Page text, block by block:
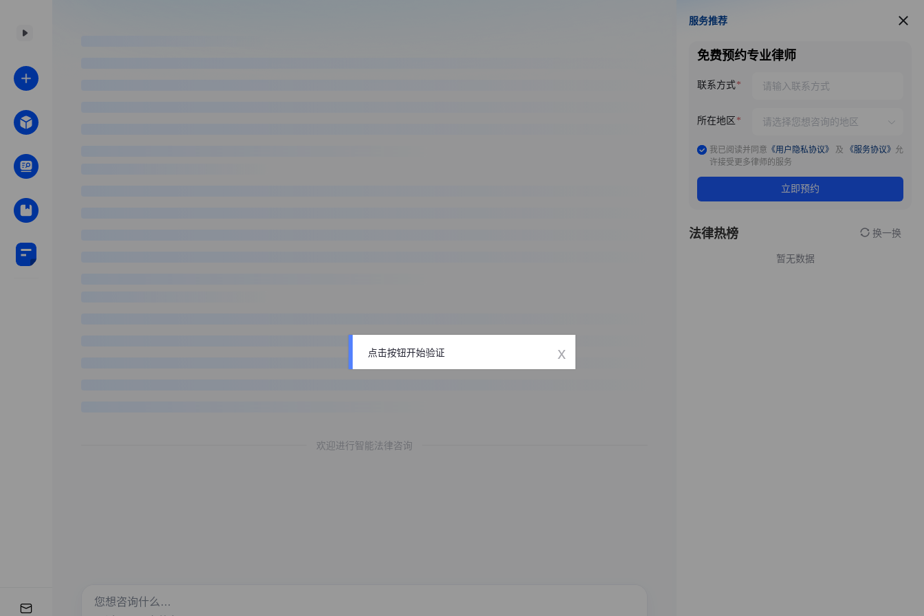
欢迎进行智能法律咨询
服务推荐
服务推荐
免费预约专业律师
联系方式
所在地区
我已阅读并同意 《用户隐私协议》 及 《服务协议》 允
许接受更多律师的服务
立即预约
法律热榜 换一换
暂无数据
点击按钮开始验证 x